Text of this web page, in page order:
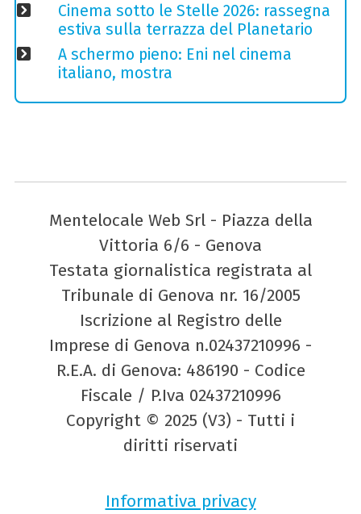
Cinema sotto le Stelle 2026: rassegna
estiva sulla terrazza del Planetario
A schermo pieno: Eni nel cinema
italiano, mostra
Mentelocale Web Srl - Piazza della
Vittoria 6/6 - Genova
Testata giornalistica registrata al
Tribunale di Genova nr. 16/2005
Iscrizione al Registro delle
Imprese di Genova n.02437210996 -
R.E.A. di Genova: 486190 - Codice
Fiscale / P.Iva 02437210996
Copyright © 2025 (V3) - Tutti i
diritti riservati
Informativa privacy